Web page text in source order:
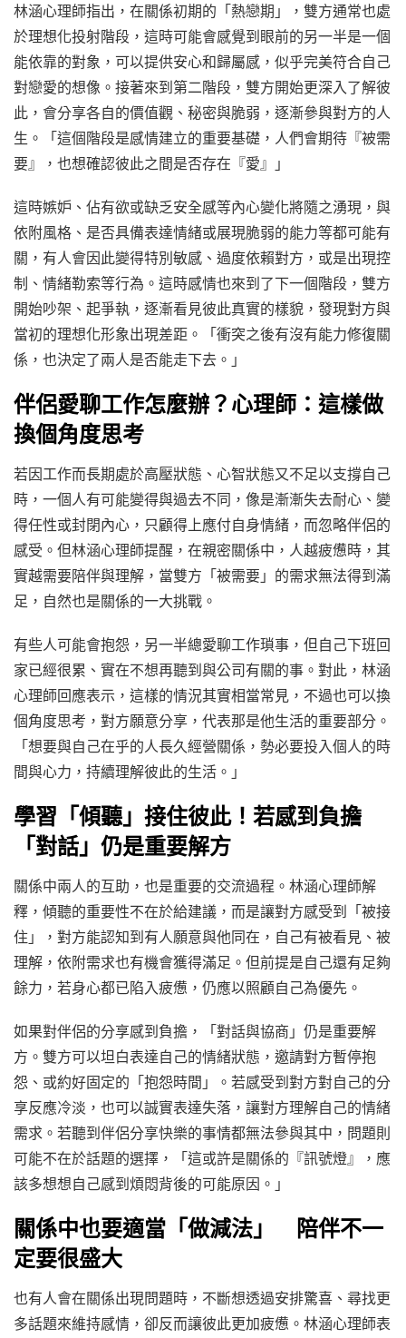
林涵心理師指出，在關係初期的「熱戀期」，雙方通常也處
於理想化投射階段，這時可能會感覺到眼前的另一半是一個
能依靠的對象，可以提供安心和歸屬感，似乎完美符合自己
對戀愛的想像。接著來到第二階段，雙方開始更深入了解彼
此，會分享各自的價值觀、秘密與脆弱，逐漸參與對方的人
生。「這個階段是感情建立的重要基礎，人們會期待『被需
要』，也想確認彼此之間是否存在『愛』」
這時嫉妒、佔有欲或缺乏安全感等內心變化將隨之湧現，與
依附風格、是否具備表達情緒或展現脆弱的能力等都可能有
關，有人會因此變得特別敏感、過度依賴對方，或是出現控
制、情緒勒索等行為。這時感情也來到了下一個階段，雙方
開始吵架、起爭執，逐漸看見彼此真實的樣貌，發現對方與
當初的理想化形象出現差距。「衝突之後有沒有能力修復關
係，也決定了兩人是否能走下去。」
伴侶愛聊工作怎麼辦？心理師：這樣做
換個角度思考
若因工作而長期處於高壓狀態、心智狀態又不足以支撐自己
時，一個人有可能變得與過去不同，像是漸漸失去耐心、變
得任性或封閉內心，只顧得上應付自身情緒，而忽略伴侶的
感受。但林涵心理師提醒，在親密關係中，人越疲憊時，其
實越需要陪伴與理解，當雙方「被需要」的需求無法得到滿
足，自然也是關係的一大挑戰。
有些人可能會抱怨，另一半總愛聊工作瑣事，但自己下班回
家已經很累、實在不想再聽到與公司有關的事。對此，林涵
心理師回應表示，這樣的情況其實相當常見，不過也可以換
個角度思考，對方願意分享，代表那是他生活的重要部分。
「想要與自己在乎的人長久經營關係，勢必要投入個人的時
間與心力，持續理解彼此的生活。」
學習「傾聽」接住彼此！若感到負擔
「對話」仍是重要解方
關係中兩人的互助，也是重要的交流過程。林涵心理師解
釋，傾聽的重要性不在於給建議，而是讓對方感受到「被接
住」，對方能認知到有人願意與他同在，自己有被看見、被
理解，依附需求也有機會獲得滿足。但前提是自己還有足夠
餘力，若身心都已陷入疲憊，仍應以照顧自己為優先。
如果對伴侶的分享感到負擔，「對話與協商」仍是重要解
方。雙方可以坦白表達自己的情緒狀態，邀請對方暫停抱
怨、或約好固定的「抱怨時間」。若感受到對方對自己的分
享反應冷淡，也可以誠實表達失落，讓對方理解自己的情緒
需求。若聽到伴侶分享快樂的事情都無法參與其中，問題則
可能不在於話題的選擇，「這或許是關係的『訊號燈』，應
該多想想自己感到煩悶背後的可能原因。」
關係中也要適當「做減法」 陪伴不一
定要很盛大
也有人會在關係出現問題時，不斷想透過安排驚喜、尋找更
多話題來維持感情，卻反而讓彼此更加疲憊。林涵心理師表